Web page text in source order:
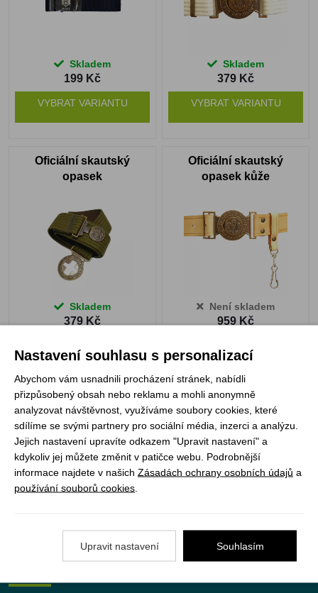
Skladem
199 Kč
VYBRAT VARIANTU
Skladem
379 Kč
VYBRAT VARIANTU
Oficiální skautský
opasek
Skladem
379 Kč
Oficiální skautský
opasek kůže
Není skladem
959 Kč
1
Registrujte se k odběru newsletteru a už Vám
nic neunikne
Nastavení souhlasu s personalizací
Abychom vám usnadnili procházení stránek, nabídli
přizpůsobený obsah nebo reklamu a mohli anonymně
analyzovat návštěvnost, využíváme soubory cookies, které
sdílíme se svými partnery pro sociální média, inzerci a analýzu.
Jejich nastavení upravíte odkazem "Upravit nastavení" a
kdykoliv jej můžete změnit v patičce webu. Podrobnější
informace najdete v našich Zásadách ochrany osobních údajů a
používání souborů cookies
Upravit nastavení Souhlasím